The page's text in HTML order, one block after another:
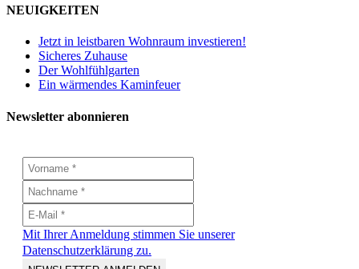
NEUIGKEITEN
Jetzt in leistbaren Wohnraum investieren!
Sicheres Zuhause
Der Wohlfühlgarten
Ein wärmendes Kaminfeuer
Newsletter abonnieren
Mit Ihrer Anmeldung stimmen Sie unserer
Datenschutzerklärung zu.